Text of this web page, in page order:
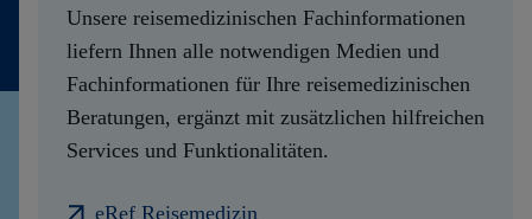
Unsere reisemedizinischen Fachinformationen
liefern Ihnen alle notwendigen Medien und
Fachinformationen für Ihre reisemedizinischen
Beratungen, ergänzt mit zusätzlichen hilfreichen
Services und Funktionalitäten.
eRef Reisemedizin